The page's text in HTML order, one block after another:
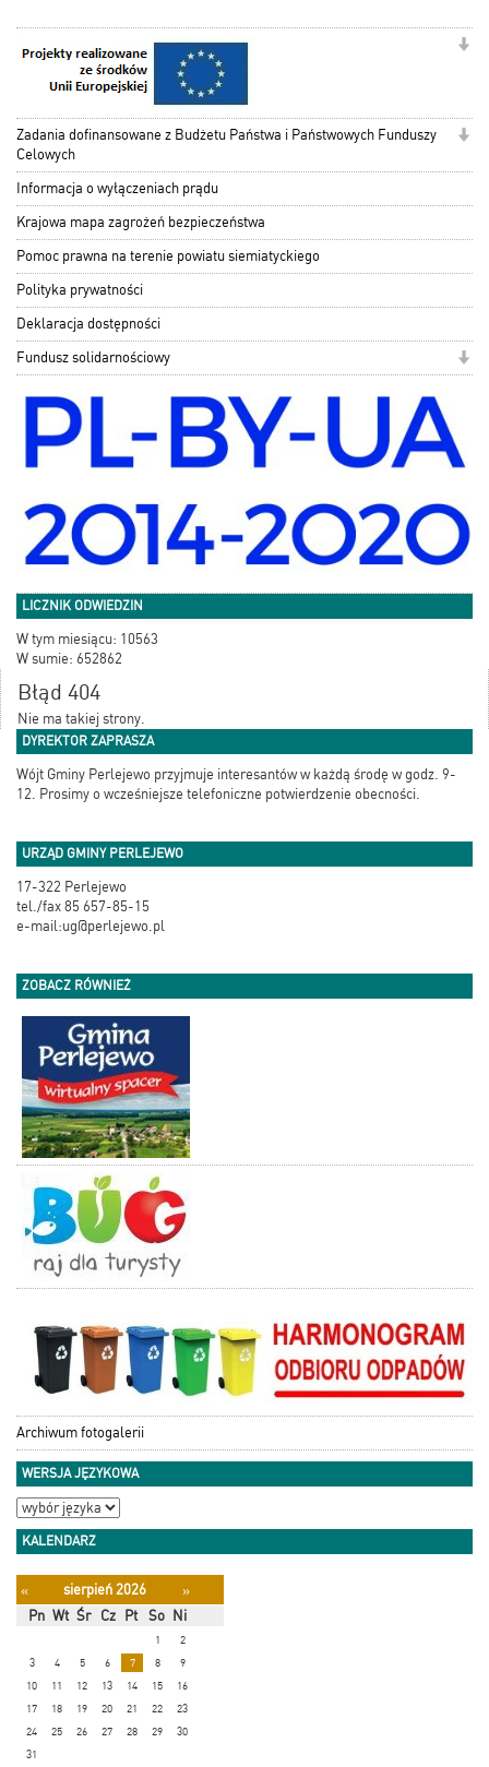
Zadania dofinansowane z Budżetu Państwa i Państwowych Funduszy
Celowych
Informacja o wyłączeniach prądu
Krajowa mapa zagrożeń bezpieczeństwa
Pomoc prawna na terenie powiatu siemiatyckiego
Polityka prywatności
Deklaracja dostępności
Fundusz solidarnościowy
LICZNIK ODWIEDZIN
W tym miesiącu: 10563
W sumie: 652862
Błąd 404
Nie ma takiej strony.
DYREKTOR ZAPRASZA
Wójt Gminy Perlejewo przyjmuje interesantów w każdą środę w godz. 9-
12. Prosimy o wcześniejsze telefoniczne potwierdzenie obecności.
URZĄD GMINY PERLEJEWO
17-322 Perlejewo
tel./fax 85 657-85-15
e-mail:ug@perlejewo.pl
ZOBACZ RÓWNIEŻ
Archiwum fotogalerii
WERSJA JĘZYKOWA
KALENDARZ
« sierpień 2026
»
Pn Wt Śr Cz Pt So Ni
1
2
3
4 5 6 7 8
9
10
11 12 13 14 15
16
17
18 19 20 21 22
23
24
25 26 27 28 29
30
31